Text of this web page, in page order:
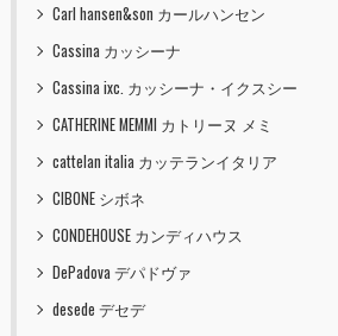
Carl hansen&son カールハンセン
Cassina カッシーナ
Cassina ixc. カッシーナ・イクスシー
CATHERINE MEMMI カトリーヌ メミ
cattelan italia カッテランイタリア
CIBONE シボネ
CONDEHOUSE カンディハウス
DePadova デパドヴァ
desede デセデ